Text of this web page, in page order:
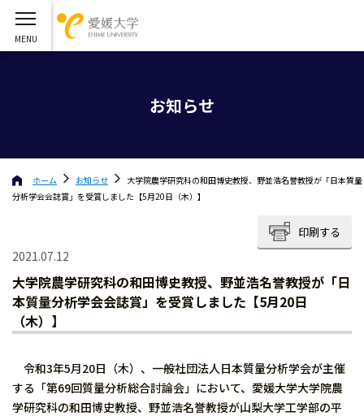
お知らせ
ホーム お知らせ
大学院農学研究科の和田博史教授、野並浩名誉教授が「日本質量
分析学会会誌賞」を受賞しました【5月20日（木）】
印刷する
2021.07.12
大学院農学研究科の和田博史教授、野並浩名誉教授が「日
本質量分析学会会誌賞」を受賞しました【5月20日
（木）】
令和3年5月20日（木）、一般社団法人日本質量分析学会が主催
する「第69回質量分析総合討論会」において、愛媛大学大学院農
学研究科の和田博史教授、野並浩名誉教授が山梨大学工学部の平